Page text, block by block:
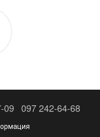
09 097 242-64-68